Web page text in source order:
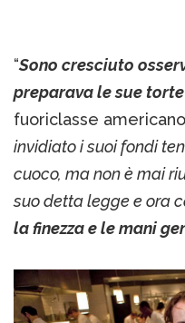
“Sono cresciuto
preparava le sue torte
fuoriclasse
invidiato i suoi fondi
cuoco, ma non è mai
suo detta legge e ora
la finezza e le mani